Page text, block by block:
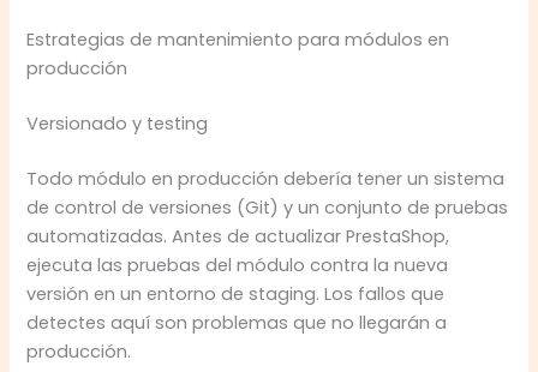
Estrategias de mantenimiento para módulos en
producción
Versionado y testing
Todo módulo en producción debería tener un sistema
de control de versiones (Git) y un conjunto de pruebas
automatizadas. Antes de actualizar PrestaShop,
ejecuta las pruebas del módulo contra la nueva
versión en un entorno de staging. Los fallos que
detectes aquí son problemas que no llegarán a
producción.